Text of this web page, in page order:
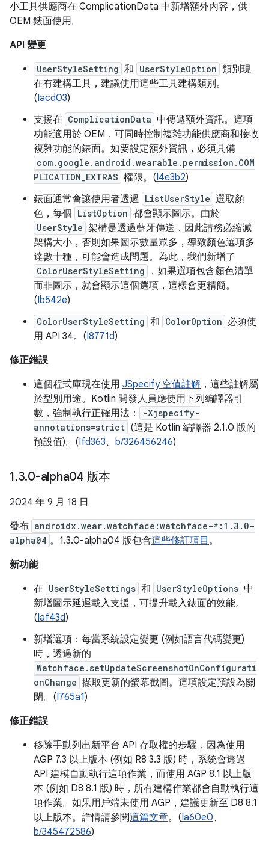
小工具供應商在 ComplicationData 中新增額外內容，供
OEM 錶面使用。
API 變更
UserStyleSetting 和 UserStyleOption 類別現
在有建構工具，建議使用這些工具建構類別。
(Iacd03)
支援在 ComplicationData 中傳遞額外資訊。這項
功能適用於 OEM，可同時控制複雜功能供應商和接收
複雜功能的錶面。如要設定額外資訊，必須具備
com.google.android.wearable.permission.COM
PLICATION_EXTRAS 權限。(I4e3b2)
錶面通常會讓使用者透過 ListUserStyle 選取顏
色，每個 ListOption 都會顯示圖示。由於
UserStyle 架構是透過藍牙傳送，因此請務必縮減
架構大小，否則如果圖示數量眾多，導致顏色選項多
達數十種，可能會造成問題。為此，我們新增了
ColorUserStyleSetting
，如果選項包含顏色清單
而非圖示，就會顯示這個選項，這樣會更精簡。
(Ib542e)
ColorUserStyleSetting 和 ColorOption 必須使
用 API 34。(I8771d)
修正錯誤
這個程式庫現在使用 JSpecify 空值註解 ，這些註解屬
於型別用途。Kotlin 開發人員應使用下列編譯器引
數，強制執行正確用法：
-Xjspecify-
annotations=strict (這是 Kotlin 編譯器 2.1.0 版的
預設值)。(Ifd363、 b/326456246)
1.3.0-alpha04 版本
2024 年 9 月 18 日
發布 androidx.wear.watchface:watchface-*:1.3.0-
alpha04 。1.3.0-alpha04 版包含這些修訂項目 。
新功能
在 UserStyleSettings 和 UserStyleOptions 中
新增圖示延遲載入支援，可提升載入錶面的效能。
(Iaf43d)
新增選項：每當系統設定變更 (例如語言代碼變更)
時，透過新的
Watchface.setUpdateScreenshotOnConfigurati
onChange 擷取更新的螢幕截圖。這項設定預設為關
閉。(I765a1)
修正錯誤
移除手動列出新平台 API 存取權的步驟，因為使用
AGP 7.3 以上版本 (例如 R8 3.3 版) 時，系統會透過
API 建模自動執行這項作業，而使用 AGP 8.1 以上版
本 (例如 D8 8.1 版) 時，所有建構作業都會自動執行這
項作業。如果用戶端未使用 AGP，建議更新至 D8 8.1
以上版本。詳情請參閱這篇文章。(Ia60e0、
b/345472586)